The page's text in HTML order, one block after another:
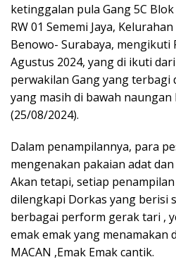
ketinggalan pula Gang 5C
RW 01 Sememi Jaya,
Benowo- Surabaya, mengikuti
Agustus 2024, yang di ikuti
perwakilan Gang yang terbagi
yang masih di bawah naungan
(25/08/2024).
Dalam penampilannya, para
mengenakan pakaian adat
Akan tetapi, setiap
dilengkapi Dorkas yang berisi
berbagai perform gerak tari ,
emak emak yang menamakan
MACAN ,Emak Emak cantik.